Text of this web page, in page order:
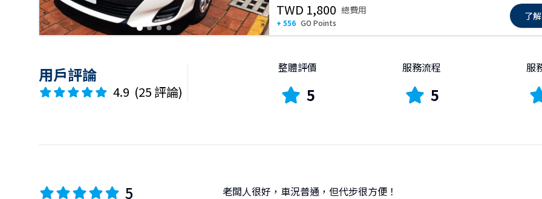
TWD 1,800 總費用
+ 556 GO Points
了
用戶評論
4.9 (25 評論)
整體評價
5
服務流程
5
服
5 老闆人很好，車況普通，但代步很方便！